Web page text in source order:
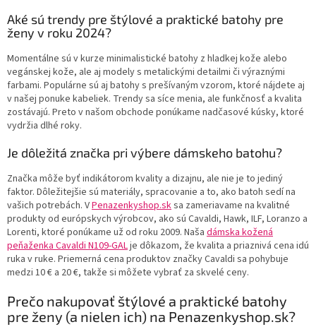
Aké sú trendy pre štýlové a praktické batohy pre
ženy v roku 2024?
Momentálne sú v kurze minimalistické batohy z hladkej kože alebo
vegánskej kože, ale aj modely s metalickými detailmi či výraznými
farbami. Populárne sú aj batohy s prešívaným vzorom, ktoré nájdete aj
v našej ponuke kabeliek. Trendy sa síce menia, ale funkčnosť a kvalita
zostávajú. Preto v našom obchode ponúkame nadčasové kúsky, ktoré
vydržia dlhé roky.
Je dôležitá značka pri výbere dámskeho batohu?
Značka môže byť indikátorom kvality a dizajnu, ale nie je to jediný
faktor. Dôležitejšie sú materiály, spracovanie a to, ako batoh sedí na
vašich potrebách. VPenazenkyshop.sksa zameriavame na kvalitné
produkty od európskych výrobcov, ako sú Cavaldi, Hawk, ILF, Loranzo a
Lorenti, ktoré ponúkame už od roku 2009. Naša dámska kožená
peňaženka Cavaldi N109-GALje dôkazom, že kvalita a priaznivá cena idú
ruka v ruke. Priemerná cena produktov značky Cavaldi sa pohybuje
medzi 10 € a 20 €, takže si môžete vybrať za skvelé ceny.
Prečo nakupovať štýlové a praktické batohy
pre ženy (a nielen ich) na Penazenkyshop.sk?